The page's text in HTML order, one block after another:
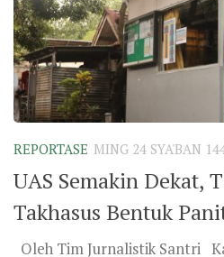
REPORTASE MING 24 SYA'BAN
UAS Semakin Dekat,
Takhasus Bentuk
Oleh Tim Jurnalistik Santri